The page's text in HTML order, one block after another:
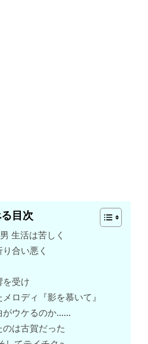
目次
生活は苦しく
合い悪く
を受け
ロディ『影を慕いて』
がウケるのか……
は古賀だった